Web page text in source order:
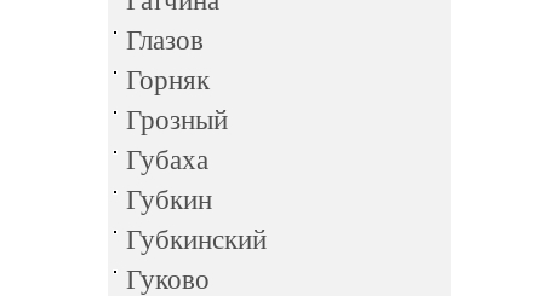
Глазов
Горняк
Грозный
Губаха
Губкин
Губкинский
Гуково